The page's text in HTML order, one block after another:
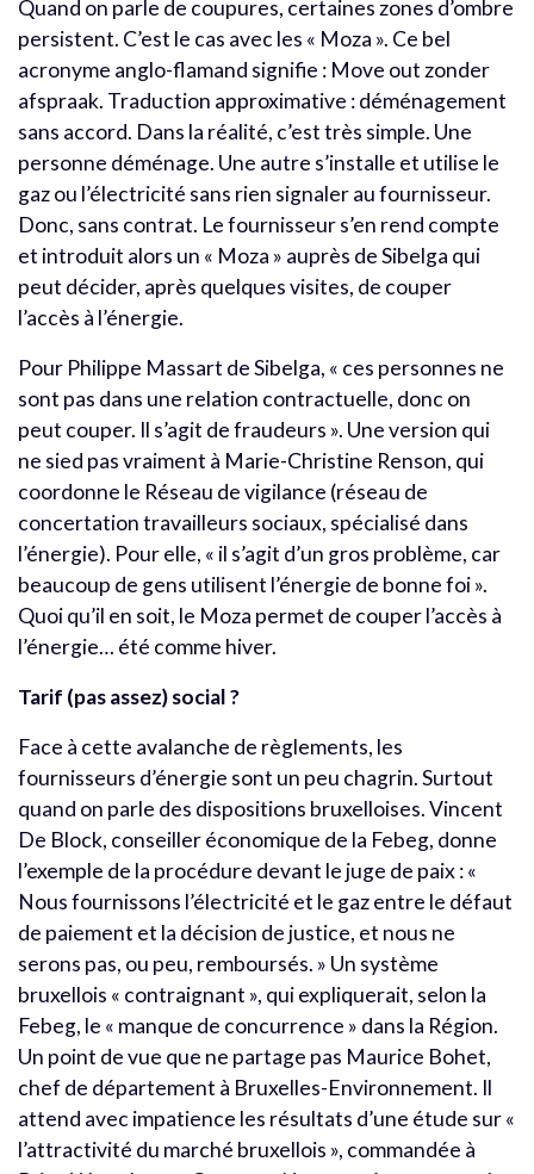
Quand on parle de coupures, certaines zones d’ombre
persistent. C’est le cas avec les « Moza ». Ce bel
acronyme anglo-flamand signifie : Move out zonder
afspraak. Traduction approximative : déménagement
sans accord. Dans la réalité, c’est très simple. Une
personne déménage. Une autre s’installe et utilise le
gaz ou l’électricité sans rien signaler au fournisseur.
Donc, sans contrat. Le fournisseur s’en rend compte
et introduit alors un « Moza » auprès de Sibelga qui
peut décider, après quelques visites, de couper
l’accès à l’énergie.
Pour Philippe Massart de Sibelga, « ces personnes ne
sont pas dans une relation contractuelle, donc on
peut couper. Il s’agit de fraudeurs ». Une version qui
ne sied pas vraiment à Marie-Christine Renson, qui
coordonne le Réseau de vigilance (réseau de
concertation travailleurs sociaux, spécialisé dans
l’énergie). Pour elle, « il s’agit d’un gros problème, car
beaucoup de gens utilisent l’énergie de bonne foi ».
Quoi qu’il en soit, le Moza permet de couper l’accès à
l’énergie… été comme hiver.
Tarif (pas assez) social ?
Face à cette avalanche de règlements, les
fournisseurs d’énergie sont un peu chagrin. Surtout
quand on parle des dispositions bruxelloises. Vincent
De Block, conseiller économique de la Febeg, donne
l’exemple de la procédure devant le juge de paix : «
Nous fournissons l’électricité et le gaz entre le défaut
de paiement et la décision de justice, et nous ne
serons pas, ou peu, remboursés. » Un système
bruxellois « contraignant », qui expliquerait, selon la
Febeg, le « manque de concurrence » dans la Région.
Un point de vue que ne partage pas Maurice Bohet,
chef de département à Bruxelles-Environnement. Il
attend avec impatience les résultats d’une étude sur «
l’attractivité du marché bruxellois », commandée à